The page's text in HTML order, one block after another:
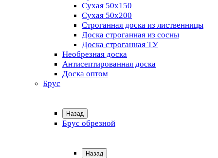
Сухая 50х150
Сухая 50х200
Строганная доска из лиственницы
Доска строганная из сосны
Доска строганная ТУ
Необрезная доска
Антисептированная доска
Доска оптом
Брус
Назад
Брус обрезной
Назад